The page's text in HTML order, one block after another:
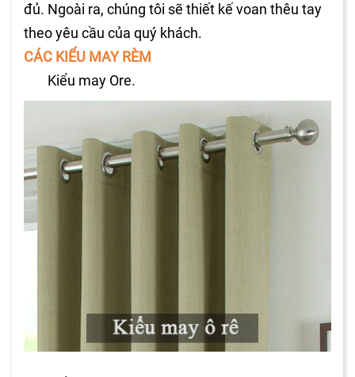
đủ. Ngoài ra, chúng tôi sẽ thiết kế voan thêu tay
theo yêu cầu của quý khách.
CÁC KIỂU MAY RÈM
Kiểu may Ore.